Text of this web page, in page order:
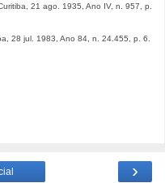
Curitiba, 21 ago. 1935, Ano IV, n. 957, p.
28 jul. 1983, Ano 84, n. 24.455, p. 6.
›